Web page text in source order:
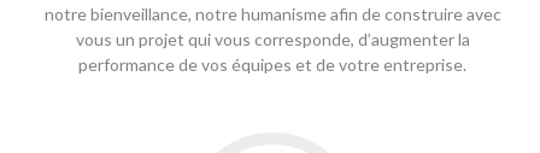
notre bienveillance, notre humanisme afin de construire avec
vous un projet qui vous corresponde, d’augmenter la
performance de vos équipes et de votre entreprise.